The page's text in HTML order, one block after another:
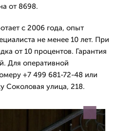
от 8698.
с 2006 года, опыт
не менее 10 лет. При
от 10 процентов. Гарантия
Для оперативной
+7 499 681-72-48 или
Соколовая улица, 218.